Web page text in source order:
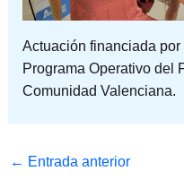
Actuación financiada
Programa Operativo del
Comunidad Valenciana.
← Entrada anterior